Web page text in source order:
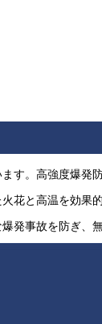
す。高強度爆発
花と高温を効果
発事故を防ぎ、